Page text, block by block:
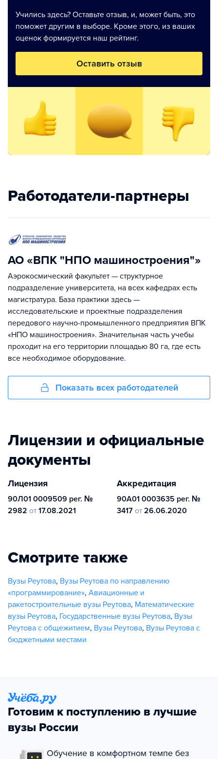
Учились здесь? Оставьте отзыв, и, может быть, это
поможет другим в выборе. Кроме этого, из ваших
оценок формируется наш рейтинг.
Оставить отзыв
Работодатели-партнеры
АО «ВПК "НПО машиностроения"»
Аэрокосмический факультет — структурное
подразделение университета, на всех кафедрах есть
магистратура. База практики здесь —
исследовательские и проектные подразделения
передового научно-промышленного предприятия ВПК
«НПО машиностроения». Значительная часть учебы
проходит на его территории площадью 80 га, где есть
все необходимое оборудование.
Показать всех работодателей
Лицензии и официальные
документы
Лицензия
90Л01 0009509 рег. №
2982 от 17.08.2021
Аккредитация
90А01 0003635 рег. №
3417 от 26.06.2020
Смотрите также
Вузы Реутова, Вузы Реутова по направлению
«программирование», Авиационные и
ракетостроительные вузы Реутова, Математические
вузы Реутова, Государственные вузы Реутова, Вузы
Реутова с общежитием, Вузы Реутова, Вузы Реутова с
бюджетными местами
Готовим к поступлению в лучшие
вузы России
Обучение в комфортном темпе без